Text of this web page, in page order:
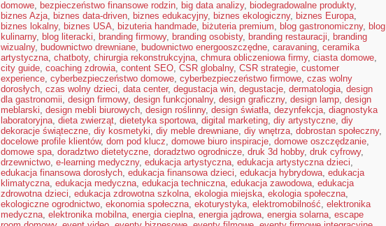
domowe, bezpieczeństwo finansowe rodzin, big data analizy, biodegradowalne produkty,
biznes Azja, biznes data-driven, biznes edukacyjny, biznes ekologiczny, biznes Europa,
biznes lokalny, biznes USA, bizuteria handmade, biżuteria premium, blog gastronomiczny, blog
kulinarny, blog literacki, branding firmowy, branding osobisty, branding restauracji, branding
wizualny, budownictwo drewniane, budownictwo energooszczędne, caravaning, ceramika
artystyczna, chatboty, chirurgia rekonstrukcyjna, chmura obliczeniowa firmy, ciasta domowe,
city guide, coaching zdrowia, content SEO, CSR globalny, CSR strategie, customer
experience, cyberbezpieczeństwo domowe, cyberbezpieczeństwo firmowe, czas wolny
dorosłych, czas wolny dzieci, data center, degustacja win, degustacje, dermatologia, design
dla gastronomii, design firmowy, design funkcjonalny, design graficzny, design lamp, design
meblarski, design mebli biurowych, design roślinny, design światła, dezynfekcja, diagnostyka
laboratoryjna, dieta zwierząt, dietetyka sportowa, digital marketing, diy artystyczne, diy
dekoracje świąteczne, diy kosmetyki, diy meble drewniane, diy wnętrza, dobrostan społeczny,
docelowe profile klientów, dom pod klucz, domowe biuro inspiracje, domowe oszczędzanie,
domowe spa, doradztwo dietetyczne, doradztwo ogrodnicze, druk 3d hobby, druk cyfrowy,
drzewnictwo, e-learning medyczny, edukacja artystyczna, edukacja artystyczna dzieci,
edukacja finansowa dorosłych, edukacja finansowa dzieci, edukacja hybrydowa, edukacja
klimatyczna, edukacja medyczna, edukacja techniczna, edukacja zawodowa, edukacja
zdrowotna dzieci, edukacja zdrowotna szkolna, ekologia miejska, ekologia społeczna,
ekologiczne ogrodnictwo, ekonomia społeczna, ekoturystyka, elektromobilność, elektronika
medyczna, elektronika mobilna, energia cieplna, energia jądrowa, energia solarna, escape